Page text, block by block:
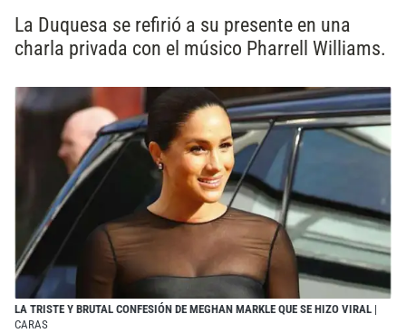
La Duquesa se refirió a su presente en una
charla privada con el músico Pharrell Williams.
LA TRISTE Y BRUTAL CONFESIÓN DE MEGHAN MARKLE QUE SE HIZO VIRAL |
CARAS